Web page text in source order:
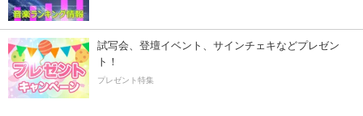
試写会、登壇イベント、サインチェキなどプレゼン
ト！
プレゼント特集